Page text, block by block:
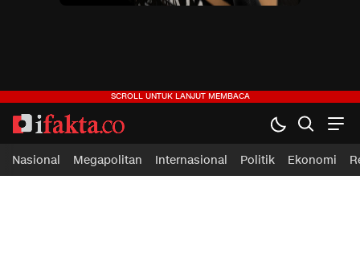
ifakta.co
#pastibenar
Nasional Megapolitan Internasional Politik Ekonomi